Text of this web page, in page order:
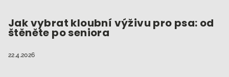
Jak vybrat kloubní výživu pro psa: od
štěněte po seniora
22.4.2026